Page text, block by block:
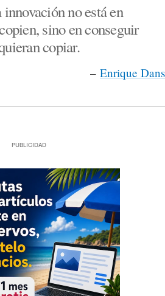
no está en
sino en conseguir
copiar.
– Enrique Dans
PUBLICIDAD